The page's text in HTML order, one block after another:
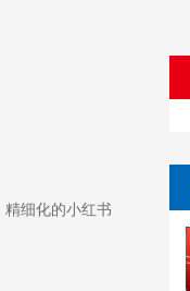
细化的小红书